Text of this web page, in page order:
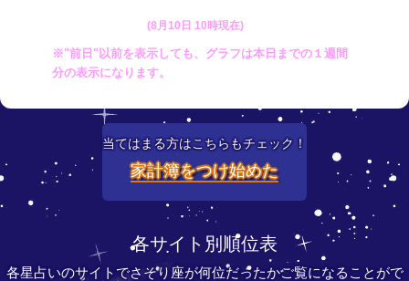
(8月10日 10時現在)
※"前日"以前を表示しても、グラフは本日までの１週間
分の表示になります。
当てはまる方はこちらもチェック！
家計簿をつけ始めた
各サイト別順位表
各星占いのサイトでさそり座が何位だったかご覧になることがで